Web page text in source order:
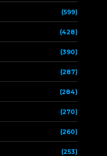
(599)
(428)
(390)
(287)
(284)
(270)
(260)
(253)